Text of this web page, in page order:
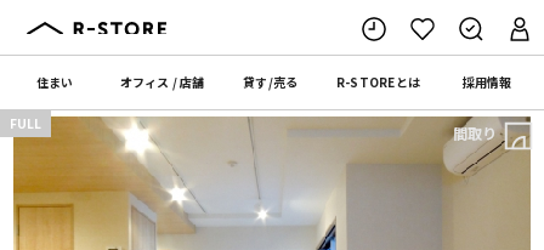
住まい オフィス /店舗 貸す/売る R-STOREとは 採用情報
FULL 間取り